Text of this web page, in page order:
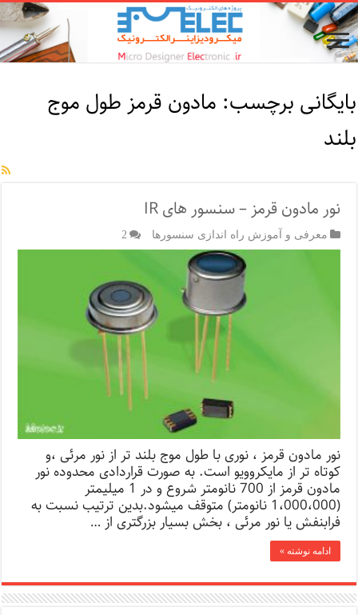
بایگانی برچسب: مادون قرمز طول موج
بلند
نور مادون قرمز – سنسور های IR
معرفی و آموزش راه اندازی سنسورها 2
نور مادون قرمز ، نوری با طول موج بلند تر از نور مرئی ،و
کوتاه تر از مایکروویو است. به صورت قراردادی محدوده نور
مادون قرمز از 700 نانومتر شروع و در 1 میلیمتر
(1،000،000 نانومتر) متوقف میشود.بدین ترتیب نسبت به
فرابنفش یا نور مرئی ، بخش بسیار بزرگتری از …
ادامه نوشته »